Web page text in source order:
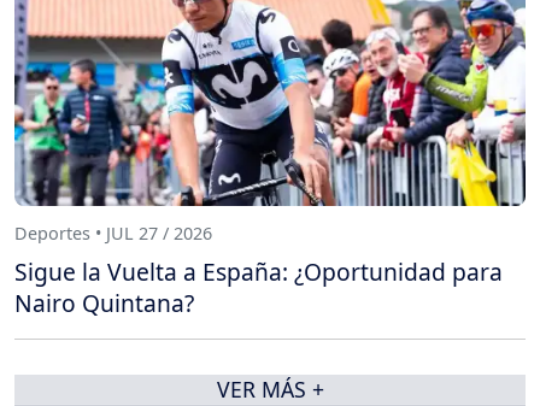
Deportes • JUL 27 / 2026
Sigue la Vuelta a España: ¿Oportunidad para
Nairo Quintana?
VER MÁS +